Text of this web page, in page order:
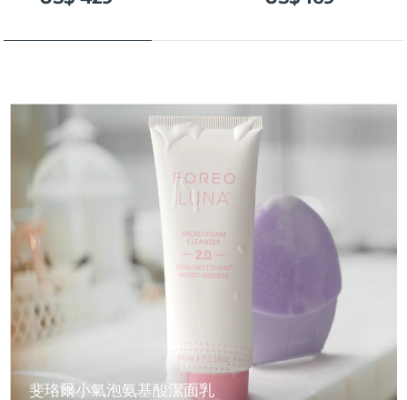
斐珞爾小氣泡氨基酸潔面乳